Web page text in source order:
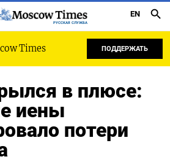
РУССКАЯ СЛУЖБА
EN
Times ПОДДЕРЖАТЬ
в плюсе:
иены
потери